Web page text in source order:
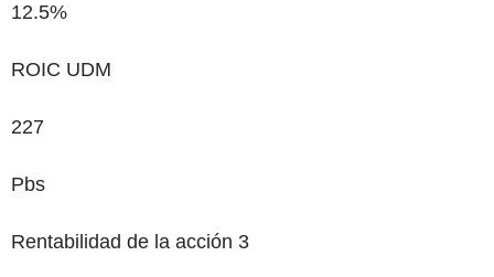
12.5%
ROIC UDM
227
Pbs
Rentabilidad de la acción 3